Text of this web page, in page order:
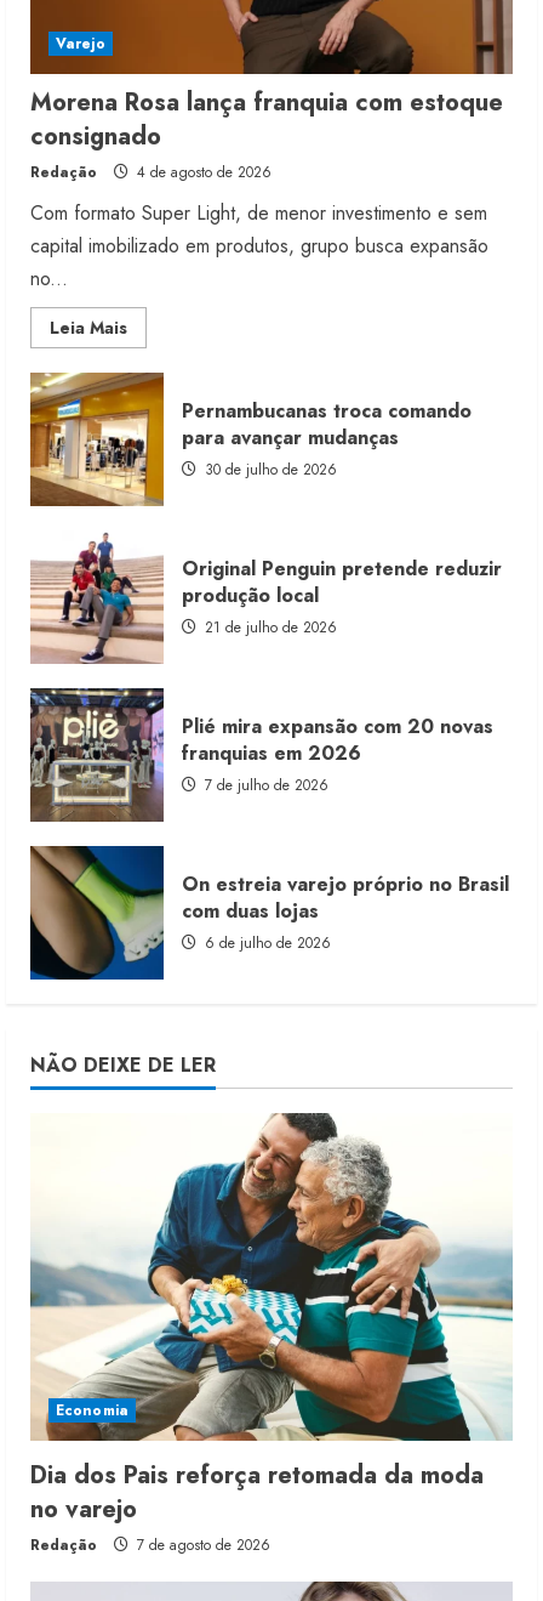
Varejo
Morena Rosa lança franquia com estoque
consignado
Redação 4 de agosto de 2026
Com formato Super Light, de menor investimento e sem
capital imobilizado em produtos, grupo busca expansão
no...
Leia MaisRead
more
Morena
Rosa
lança
franquia
com
estoque
consignado
Pernambucanas troca comando
para avançar mudanças
30 de julho de 2026
Original Penguin pretende reduzir
produção local
21 de julho de 2026
Plié mira expansão com 20 novas
franquias em 2026
7 de julho de 2026
On estreia varejo próprio no Brasil
com duas lojas
6 de julho de 2026
NÃO DEIXE DE LER
Economia
Dia dos Pais reforça retomada da moda
no varejo
Redação 7 de agosto de 2026